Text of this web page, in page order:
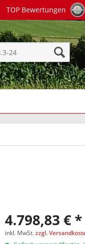
TOP Bewertungen
4.798,83 € *
inkl. MwSt.zzgl.